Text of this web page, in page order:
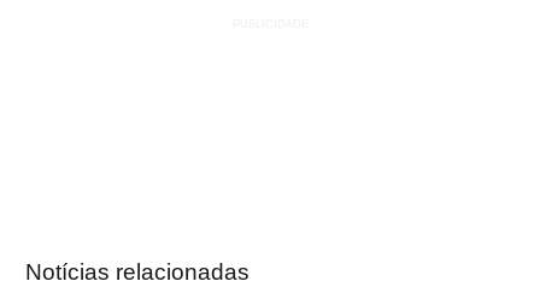
Notícias relacionadas